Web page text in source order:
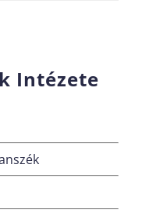
Intézete